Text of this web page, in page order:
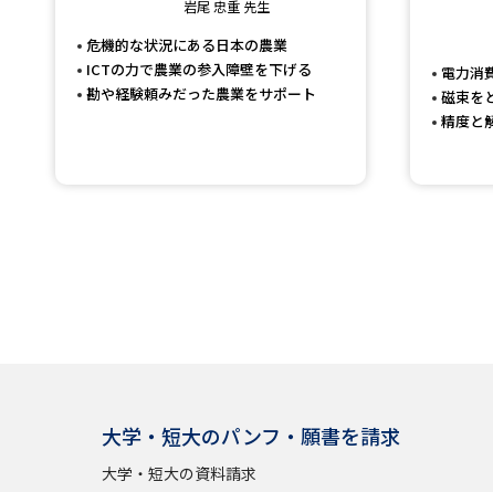
岩尾 忠重 先生
危機的な状況にある日本の農業
ICTの力で農業の参入障壁を下げる
勘や経験頼みだった農業をサポート
電力消
磁束を
精度と
大学・短大のパンフ・願書を請求
大学・短大の資料請求